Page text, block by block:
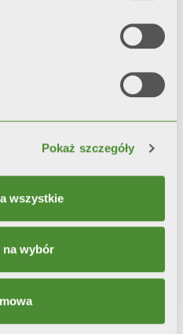
Pokaż szczegóły
wszystkie
na wybór
firmy. W rezultacie
nam wypracować
i zaoferować na
jakości.
szybkiego
naszych klientów